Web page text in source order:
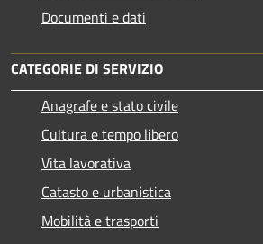
Documenti e dati
CATEGORIE DI SERVIZIO
Anagrafe e stato civile
Cultura e tempo libero
Vita lavorativa
Catasto e urbanistica
Mobilità e trasporti